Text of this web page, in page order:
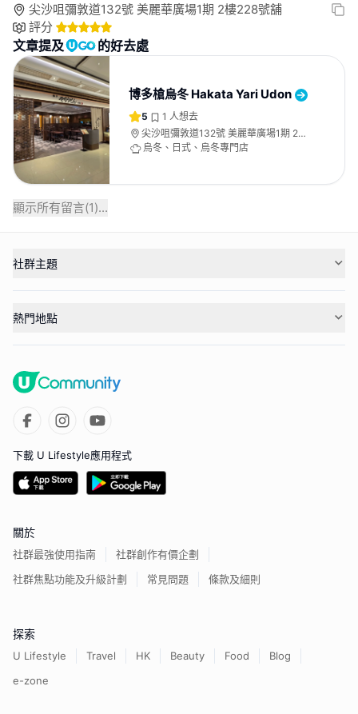
尖沙咀彌敦道132號 美麗華廣場1期 2樓228號舖
評分
文章提及 的好去處
博多槍烏冬 Hakata Yari Udon
5 1 人想去
尖沙咀彌敦道132號 美麗華廣場1期 2樓
228號舖
烏冬、日式、烏冬專門店
顯示所有留言(1)...
社群主題
熱門地點
下載 U Lifestyle應用程式
關於
社群最強使用指南
社群創作有價企劃
社群焦點功能及升級計劃
常見問題 條款及細則
探索
U Lifestyle Travel HK Beauty Food
Blog
e-zone